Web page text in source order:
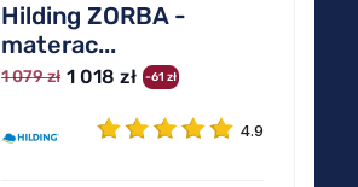
Hilding ZORBA -
materac...
1 079 zł 1 018 zł -61 zł
4.9